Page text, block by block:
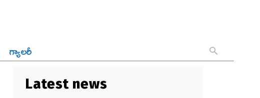
గ్యాలరీ
Latest news